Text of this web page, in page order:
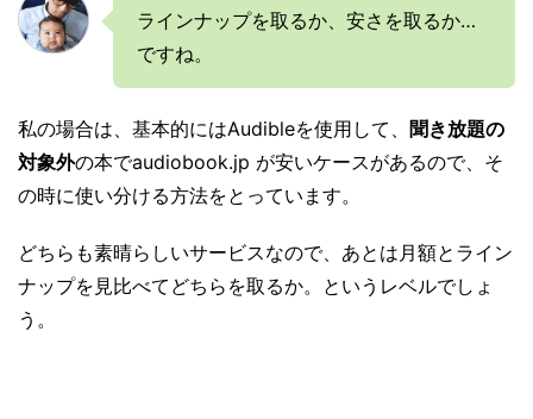
ラインナップを取るか、安さを取るか…
ですね。
私の場合は、基本的にはAudibleを使用して、 聞き放題の
対象外の本でaudiobook.jp が安いケースがあるので、そ
の時に使い分ける方法をとっています。
どちらも素晴らしいサービスなので、あとは月額とライン
ナップを見比べてどちらを取るか。というレベルでしょ
う。